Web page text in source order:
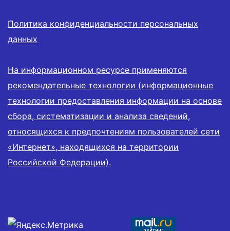
Политика конфиденциальности персональных
данных
На информационном ресурсе применяются
рекомендательные технологии (информационные
технологии предоставления информации на основе
сбора, систематизации и анализа сведений,
относящихся к предпочтениям пользователей сети
«Интернет», находящихся на территории
Российской Федерации).